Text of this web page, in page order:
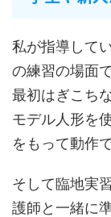
私が指導して
の練習の場面で
最初はぎこち
モデル人形を
をもって動作
そして臨地実
護師と一緒に